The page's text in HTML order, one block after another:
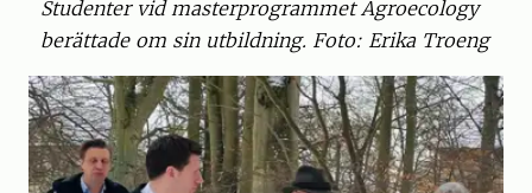
Studenter vid masterprogrammet Agroecology
berättade om sin utbildning. Foto: Erika Troeng